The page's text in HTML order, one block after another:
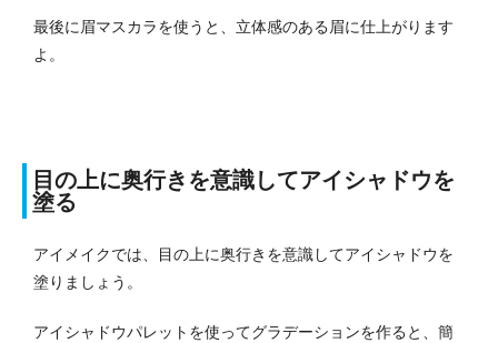
最後に眉マスカラを使うと、立体感のある眉に仕上がります
よ。
目の上に奥行きを意識してアイシャドウを
塗る
アイメイクでは、目の上に奥行きを意識してアイシャドウを
塗りましょう。
アイシャドウパレットを使ってグラデーションを作ると、簡